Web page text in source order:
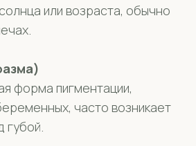
или возраста, обычно
форма пигментации,
часто возникает
губой.